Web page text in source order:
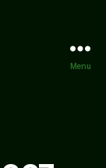
Menu